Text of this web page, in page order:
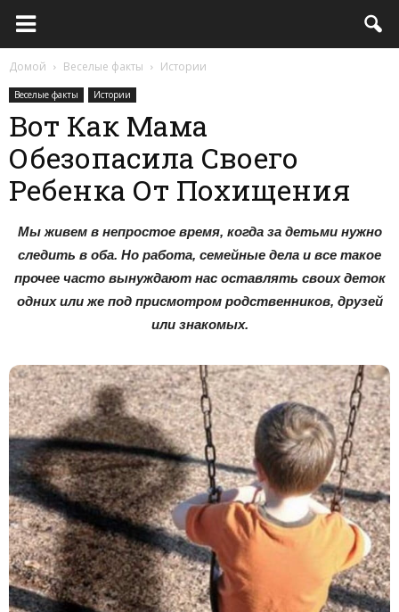
Домой Веселые факты Истории
Веселые факты Истории
Вот Как Мама
Обезопасила Своего
Ребенка От Похищения
Мы живем в непростое время, когда за детьми нужно
следить в оба. Но работа, семейные дела и все такое
прочее часто вынуждают нас оставлять своих деток
одних или же под присмотром родственников, друзей
или знакомых.